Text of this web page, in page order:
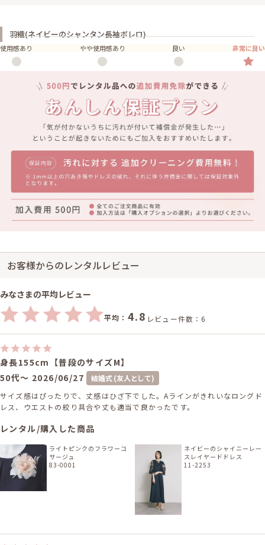
羽織(ネイビーのシャンタン長袖ボレロ)
使用感あり やや使用感あり 良い 非常に良い
お客様からのレンタルレビュー
みなさまの平均レビュー
平均： 4.8 レビュー件数：6
身長155cm【普段のサイズM】
50代～ 2026/06/27
結婚式 (友人として)
サイズ感はぴったりで、丈感はひざ下でした。Aラインがきれいなロングド
レス、ウエストの絞り具合や丈も適当で良かったです。
レンタル/購入した商品
ライトピンクのフラワーコ
サージュ
83-0001
ネイビーのシャイニーレー
スレイヤードドレス
11-2253